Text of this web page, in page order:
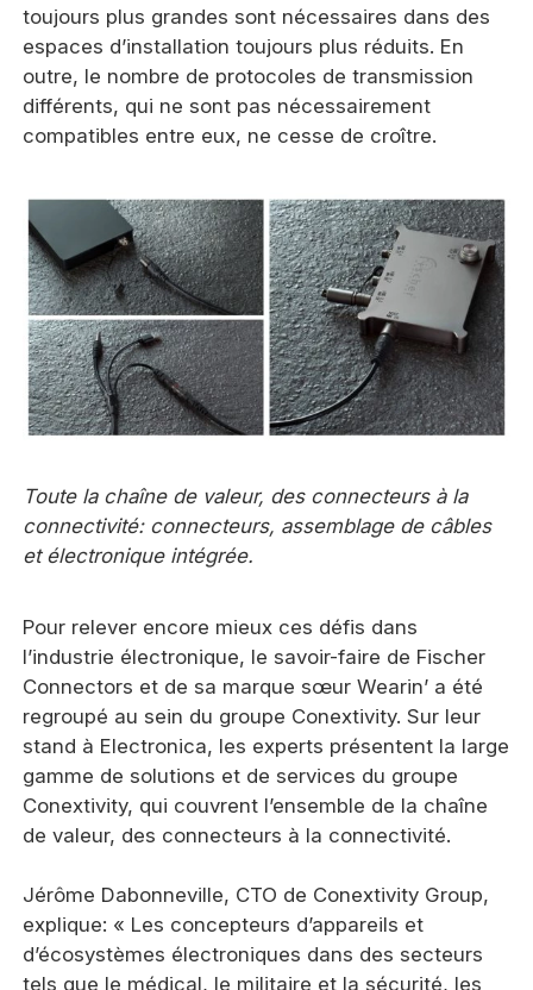
toujours plus grandes sont nécessaires dans des
espaces d’installation toujours plus réduits. En
outre, le nombre de protocoles de transmission
différents, qui ne sont pas nécessairement
compatibles entre eux, ne cesse de croître.
Toute la chaîne de valeur, des connecteurs à la
connectivité: connecteurs, assemblage de câbles
et électronique intégrée.
Pour relever encore mieux ces défis dans
l’industrie électronique, le savoir-faire de Fischer
Connectors et de sa marque sœur Wearin’ a été
regroupé au sein du groupe Conextivity. Sur leur
stand à Electronica, les experts présentent la large
gamme de solutions et de services du groupe
Conextivity, qui couvrent l’ensemble de la chaîne
de valeur, des connecteurs à la connectivité.
Jérôme Dabonneville, CTO de Conextivity Group,
explique: « Les concepteurs d’appareils et
d’écosystèmes électroniques dans des secteurs
tels que le médical, le militaire et la sécurité, les